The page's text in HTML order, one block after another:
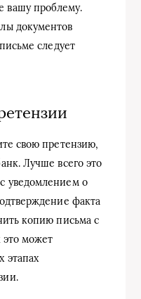
вашу проблему.
документов
следует
свою претензию,
Лучше всего это
уведомлением о
факта
копию письма с
это может
этапах